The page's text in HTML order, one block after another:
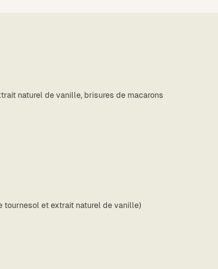
naturel de vanille, brisures de macarons
tournesol et extrait naturel de vanille)